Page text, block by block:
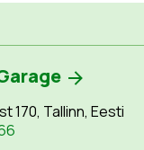
170, Tallinn, Eesti